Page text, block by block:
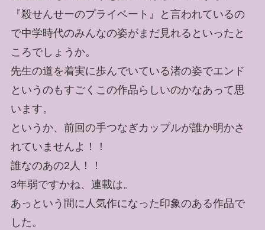
『殺せんせーのプライベート』と言われているの
で中学時代のみんなの姿がまだ見れるといったと
ころでしょうか。
先生の道を着実に歩んでいている渚の姿でエンド
というのもすごくこの作品らしいのかなあって思
います。
というか、前回の手つなぎカップルが誰か明かさ
れていませんよ！！
誰なのあの2人！！
3年弱ですかね、連載は。
あっという間に人気作になった印象のある作品で
した。